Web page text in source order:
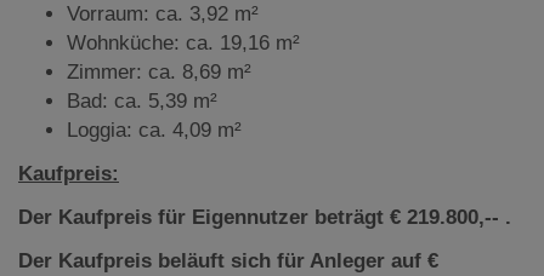
Vorraum: ca. 3,92 m²
Wohnküche: ca. 19,16 m²
Zimmer: ca. 8,69 m²
Bad: ca. 5,39 m²
Loggia: ca. 4,09 m²
Kaufpreis:
Der Kaufpreis für Eigennutzer beträgt € 219.800,-- .
Der Kaufpreis beläuft sich für Anleger auf €